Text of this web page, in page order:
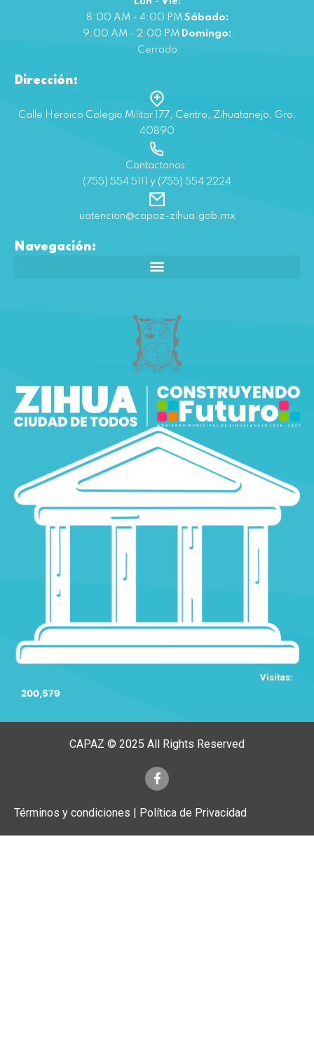
8:00 AM - 4:00 PM Sábado:
9:00 AM - 2:00 PM Domingo:
Cerrado
Dirección:
Calle Heroico Colegio Militar 177, Centro, Zihuatanejo, Gro.
40890
Contactanos:
(755) 554 5111 y (755) 554 2224
uatencion@capaz-zihua.gob.mx
Navegación:
Visitas:
200,579
CAPAZ © 2025 All Rights Reserved
Términos y condiciones | Política de Privacidad